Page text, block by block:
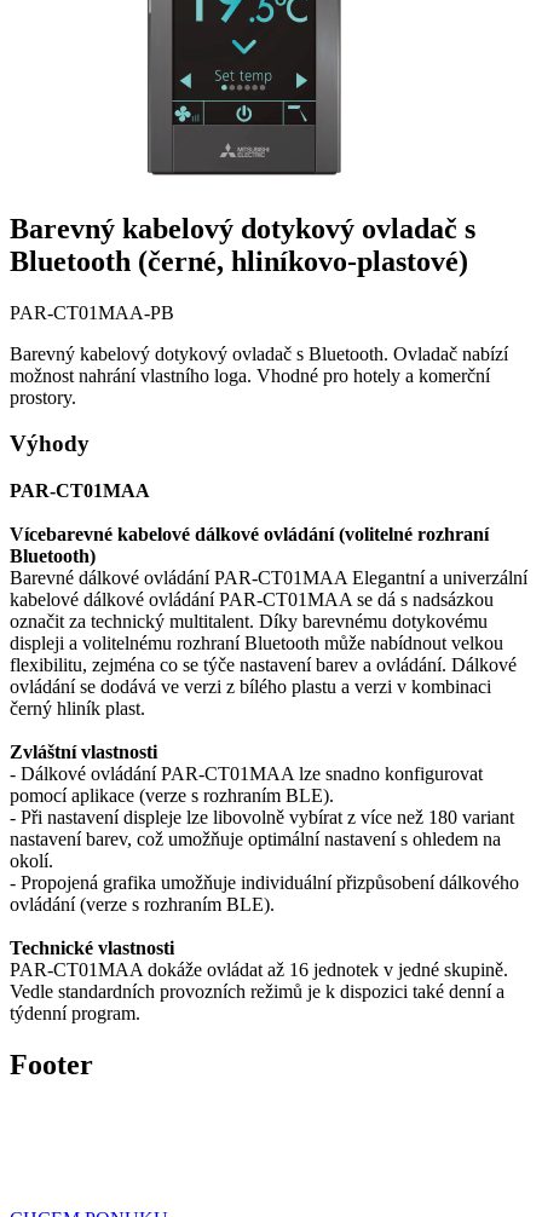
Barevný kabelový dotykový ovladač s
Bluetooth (černé, hliníkovo-plastové)
PAR-CT01MAA-PB
Barevný kabelový dotykový ovladač s Bluetooth. Ovladač nabízí
možnost nahrání vlastního loga. Vhodné pro hotely a komerční
prostory.
Výhody
PAR-CT01MAA
Vícebarevné kabelové dálkové ovládání (volitelné rozhraní
Bluetooth)
Barevné dálkové ovládání PAR-CT01MAA Elegantní a univerzální
kabelové dálkové ovládání PAR-CT01MAA se dá s nadsázkou
označit za technický multitalent. Díky barevnému dotykovému
displeji a volitelnému rozhraní Bluetooth může nabídnout velkou
flexibilitu, zejména co se týče nastavení barev a ovládání. Dálkové
ovládání se dodává ve verzi z bílého plastu a verzi v kombinaci
černý hliník plast.
Zvláštní vlastnosti
- Dálkové ovládání PAR-CT01MAA lze snadno konfigurovat
pomocí aplikace (verze s rozhraním BLE).
- Při nastavení displeje lze libovolně vybírat z více než 180 variant
nastavení barev, což umožňuje optimální nastavení s ohledem na
okolí.
- Propojená grafika umožňuje individuální přizpůsobení dálkového
ovládání (verze s rozhraním BLE).
Technické vlastnosti
PAR-CT01MAA dokáže ovládat až 16 jednotek v jedné skupině.
Vedle standardních provozních režimů je k dispozici také denní a
týdenní program.
Footer